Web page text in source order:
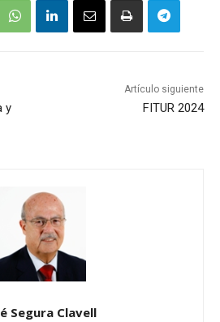
y
Artículo siguiente
FITUR 2024
Segura Clavell